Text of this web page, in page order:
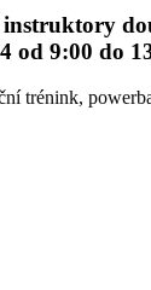
instruktory
od 9:00 do
trénink,